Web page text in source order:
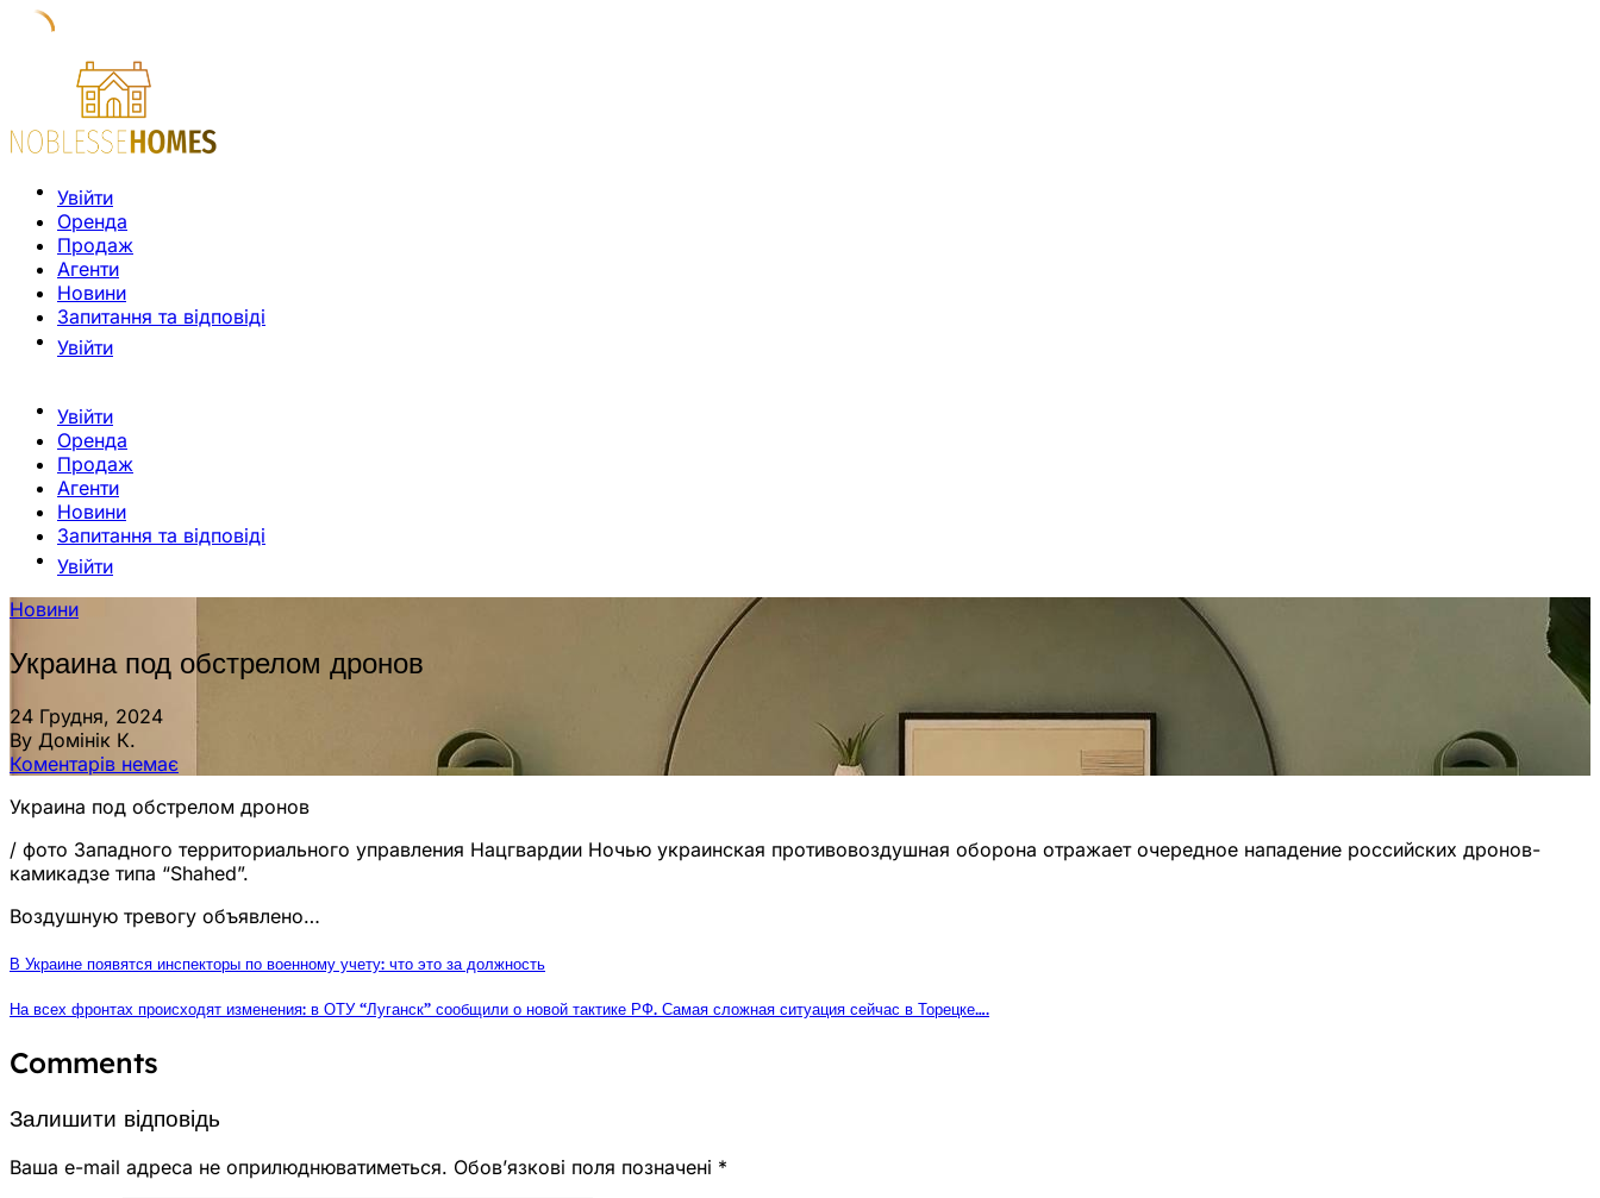
Увійти
Оренда
Продаж
Агенти
Новини
Запитання та відповіді
Увійти
Увійти
Оренда
Продаж
Агенти
Новини
Запитання та відповіді
Увійти
Новини
Украина под обстрелом дронов
24 Грудня, 2024
By Домінік К.
Коментарів немає
Украина под обстрелом дронов
/ фото Западного территориального управления Нацгвардии Ночью украинская противовоздушная оборона отражает очередное нападение российских дронов-
камикадзе типа “Shahed”.
Воздушную тревогу объявлено…
В Украине появятся инспекторы по военному учету: что это за должность
На всех фронтах происходят изменения: в ОТУ “Луганск” сообщили о новой тактике РФ. Самая сложная ситуация сейчас в Торецке….
Comments
Залишити відповідь
Ваша e-mail адреса не оприлюднюватиметься. Обов’язкові поля позначені *